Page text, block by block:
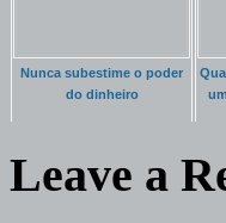
Nunca subestime o poder
do dinheiro
Leave a